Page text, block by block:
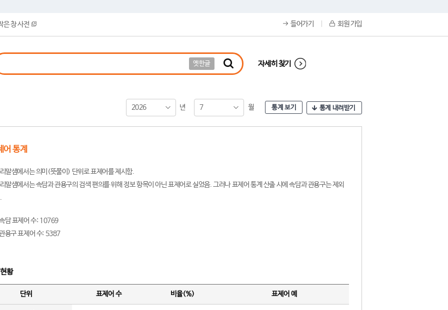
은 창 사전 들어가기 회원 가입
옛한글 자세히 찾기
2026 년 7 월 통계 보기 통계 내려받기
어 통계
말샘에서는 의미(뜻풀이) 단위로 표제어를 제시함.
말샘에서는 속담과 관용구의 검색 편의를 위해 정보 항목이 아닌 표제어로 실었음. 그러나 표제어 통계 산출 시에 속담과 관용구는 제외
담 표제어 수: 10769
용구 표제어 수: 5387
황
단위 표제어 수 비율(%) 표제어 예